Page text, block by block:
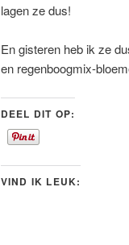
lagen ze dus!
En gisteren heb ik ze
en regenboogmix-
DEEL DIT OP:
VIND IK LEUK: